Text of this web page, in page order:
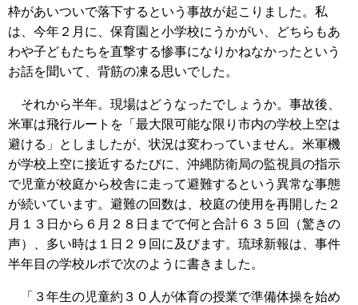
枠があいついで落下するという事故が起こりました。私
は、今年２月に、保育園と小学校にうかがい、どちらもあ
わや子どもたちを直撃する惨事になりかねなかったという
お話を聞いて、背筋の凍る思いでした。
それから半年。現場はどうなったでしょうか。事故後、
米軍は飛行ルートを「最大限可能な限り市内の学校上空は
避ける」としましたが、状況は変わっていません。米軍機
が学校上空に接近するたびに、沖縄防衛局の監視員の指示
で児童が校庭から校舎に走って避難するという異常な事態
が続いています。避難の回数は、校庭の使用を再開した２
月１３日から６月２８日までで何と合計６３５回（驚きの
声）、多い時は１日２９回に及びます。琉球新報は、事件
半年目の学校ルポで次のように書きました。
「３年生の児童約３０人が体育の授業で準備体操を始め